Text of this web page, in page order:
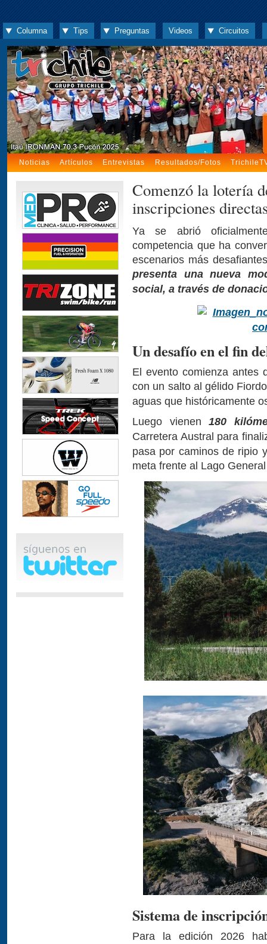
Columna Tips Preguntas Videos Circuitos
Noticias Artículos Entrevistas Resultados/Fotos
Comenzó la lotería
inscripciones
Ya se abrió
competencia que ha
escenarios más
presenta una nueva
social, a través de
Un desafío en el fin
El evento comienza antes
con un salto al gélido
aguas que históricamente
Luego vienen 180
Carretera Austral para
pasa por caminos de ripio
meta frente al Lago
Sistema de
Para la edición 2026